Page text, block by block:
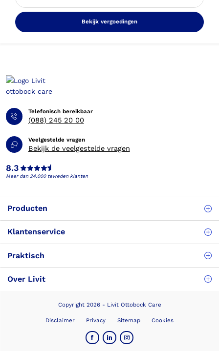
Bekijk vergoedingen
Telefonisch bereikbaar
(088) 245 20 00
Veelgestelde vragen
Bekijk de veelgestelde vragen
8.3
Meer dan 24.000 tevreden klanten
Producten
Klantenservice
Praktisch
Over Livit
Copyright 2026 - Livit Ottobock Care
Disclaimer Privacy Sitemap Cookies